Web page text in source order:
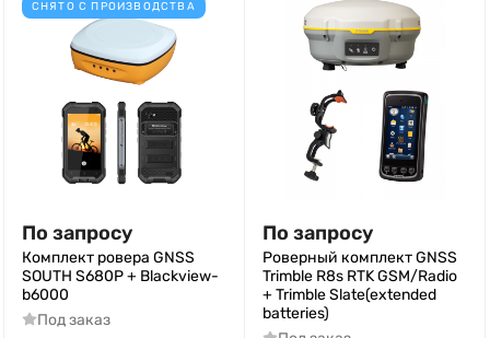
СНЯТО С ПРОИЗВОДСТВА
По запросу
Комплект ровера GNSS
SOUTH S680P + Blackview-
b6000
Под заказ
По запросу
Роверный комплект GNSS
Trimble R8s RTK GSM/Radio
+ Trimble Slate(extended
batteries)